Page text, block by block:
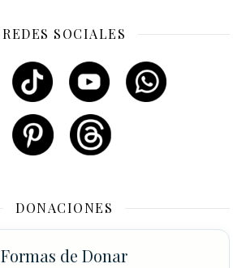
REDES SOCIALES
DONACIONES
Formas de Donar